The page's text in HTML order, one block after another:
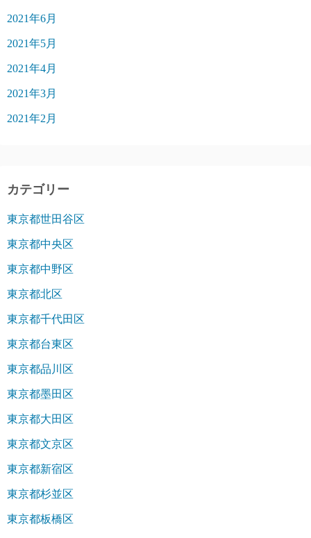
2021年6月
2021年5月
2021年4月
2021年3月
2021年2月
カテゴリー
東京都世田谷区
東京都中央区
東京都中野区
東京都北区
東京都千代田区
東京都台東区
東京都品川区
東京都墨田区
東京都大田区
東京都文京区
東京都新宿区
東京都杉並区
東京都板橋区